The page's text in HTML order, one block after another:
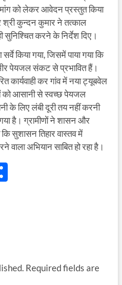
को लेकर आवेदन प्रस्तुत किया
कुन्दन कुमार ने तत्काल
सुनिश्चित करने के निर्देश दिए।
किया गया, जिसमें पाया गया कि
पेयजल संकट से प्रभावित हैं।
कार्यवाही कर गांव में नया ट्यूबवेल
को आसानी से स्वच्छ पेयजल
के लिए लंबी दूरी तय नहीं करनी
है। ग्रामीणों ने शासन और
सुशासन तिहार वास्तव में
अभियान साबित हो रहा है।
S
Required fields are